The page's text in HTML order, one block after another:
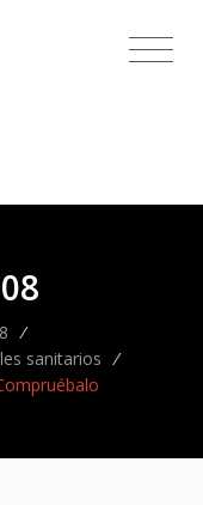
/
sanitarios /